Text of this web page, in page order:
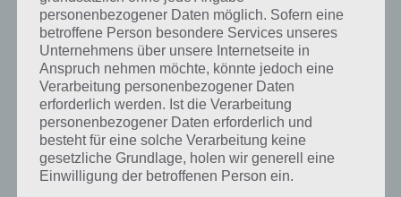
personenbezogener Daten möglich. Sofern eine
betroffene Person besondere Services unseres
Unternehmens über unsere Internetseite in
Anspruch nehmen möchte, könnte jedoch eine
Verarbeitung personenbezogener Daten
erforderlich werden. Ist die Verarbeitung
personenbezogener Daten erforderlich und
besteht für eine solche Verarbeitung keine
gesetzliche Grundlage, holen wir generell eine
Einwilligung der betroffenen Person ein.